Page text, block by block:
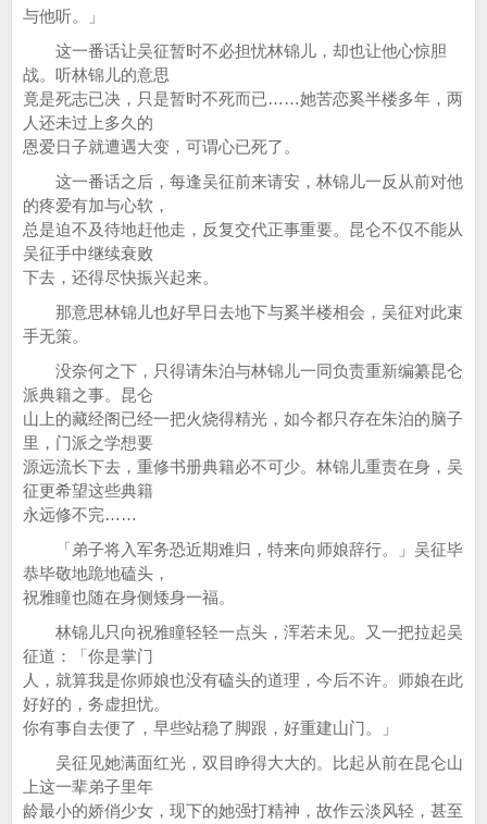
与他听。」
这一番话让吴征暂时不必担忧林锦儿，却也让他心惊胆
战。听林锦儿的意思
竟是死志已决，只是暂时不死而已……她苦恋奚半楼多年，两
人还未过上多久的
恩爱日子就遭遇大变，可谓心已死了。
这一番话之后，每逢吴征前来请安，林锦儿一反从前对他
的疼爱有加与心软，
总是迫不及待地赶他走，反复交代正事重要。昆仑不仅不能从
吴征手中继续衰败
下去，还得尽快振兴起来。
那意思林锦儿也好早日去地下与奚半楼相会，吴征对此束
手无策。
没奈何之下，只得请朱泊与林锦儿一同负责重新编纂昆仑
派典籍之事。昆仑
山上的藏经阁已经一把火烧得精光，如今都只存在朱泊的脑子
里，门派之学想要
源远流长下去，重修书册典籍必不可少。林锦儿重责在身，吴
征更希望这些典籍
永远修不完……
「弟子将入军务恐近期难归，特来向师娘辞行。」吴征毕
恭毕敬地跪地磕头，
祝雅瞳也随在身侧矮身一福。
林锦儿只向祝雅瞳轻轻一点头，浑若未见。又一把拉起吴
征道：「你是掌门
人，就算我是你师娘也没有磕头的道理，今后不许。师娘在此
好好的，务虚担忧。
你有事自去便了，早些站稳了脚跟，好重建山门。」
吴征见她满面红光，双目睁得大大的。比起从前在昆仑山
上这一辈弟子里年
龄最小的娇俏少女，现下的她强打精神，故作云淡风轻，甚至